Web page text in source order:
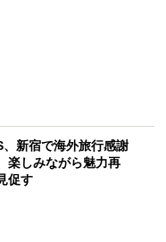
、新宿で海外旅行感謝
しみながら魅力再
促す